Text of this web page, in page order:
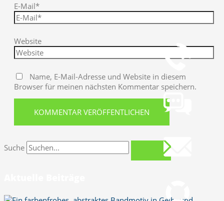
Chat
Chat jetzt öffnen
Fernwartung
E-Mail*
Website
Name, E-Mail-Adresse und Website in diesem
Browser für meinen nächsten Kommentar speichern.
Suche